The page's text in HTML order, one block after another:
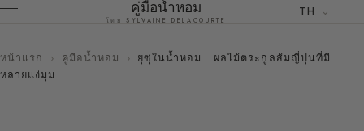
คู่มือน้ำหอม
โดย SYLVAINE DELACOURTE
TH
หน้าแรก › คู่มือน้ำหอม › ยุซุในน้ำหอม : ผลไม้ตระกูลส้มญี่ปุ่นที่มี
หลายแง่มุม